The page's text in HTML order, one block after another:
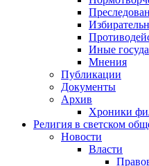
Иные
Мнения
Публикации
Документы
Архив
Хроники
Религия в светском
Новости
Власти